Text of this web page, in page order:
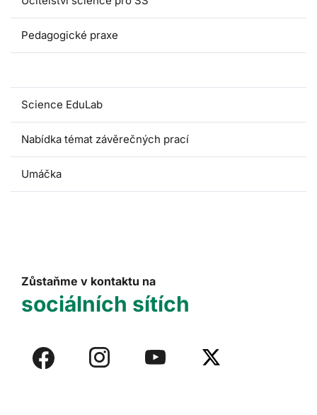
Pedagogické praxe
Science EduLab
Nabídka témat závěrečných prací
Umáčka
Zůstaňme v kontaktu na
sociálních sítích